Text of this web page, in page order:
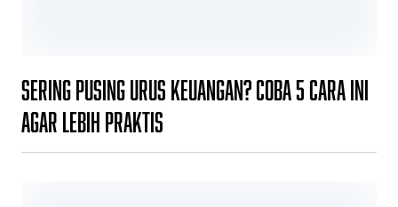
Sering Pusing Urus Keuangan? Coba 5 Cara Ini
agar Lebih Praktis